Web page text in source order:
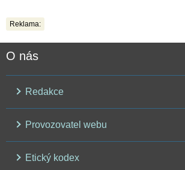
Reklama:
O nás
Redakce
Provozovatel webu
Etický kodex